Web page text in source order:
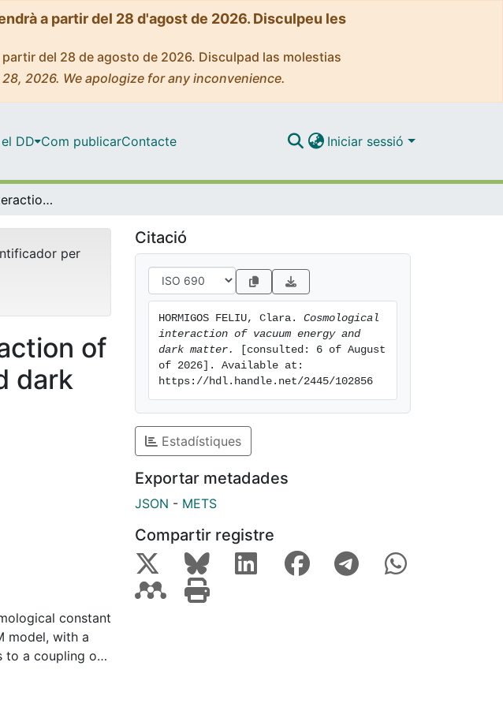
a partir del 28 d'agost de 2026. Disculpeu les
del 28 de agosto de 2026. Disculpad las molestias
2026. We apologize for any inconvenience.
DD Com publicarContacte Iniciar sessió
Cosmological interaction of vacuum energy and dark matter
per
of
dark
constant
model, with a
to a coupling of
) either
Citació
HORMIGOS FELIU, Clara. Cosmological
interaction of vacuum energy and
dark matter.
[consulted: 6 of August
of 2026]. Available at:
https://hdl.handle.net/2445/102856
Estadístiques
Exportar metadades
JSON - METS
Compartir registre